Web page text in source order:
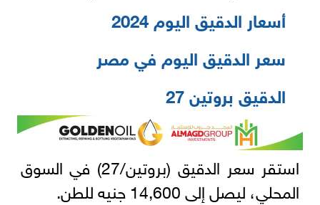
أسعار الدقيق اليوم 2024
سعر الدقيق اليوم في مصر
الدقيق بروتين 27
استقر سعر الدقيق (بروتين/27) في السوق
المحلي، ليصل إلى 14,600 جنيه للطن.